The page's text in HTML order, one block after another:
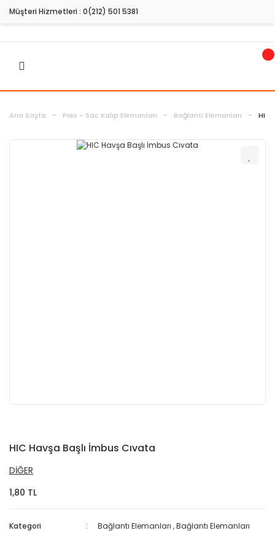
Müşteri Hizmetleri : 0(212) 501 5381
Ana Sayfa Pres - Sac Kalıp Elemanları Bağlantı Elemanları HIC
HIC Havşa Başlı İmbus Cıvata
DİĞER
1,80 TL
Kategori Bağlantı Elemanları ,Bağlantı Elemanları